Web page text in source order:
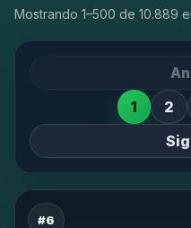
Mostrando 1–500 de 10.889
1
2
#6